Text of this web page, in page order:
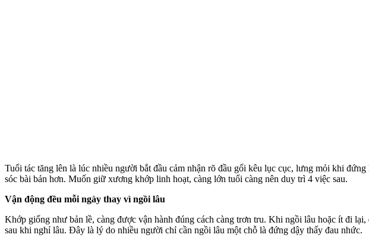
Tuổi tác tăng lên là lúc nhiều người bắt đầu cảm nhận rõ đầu gối kêu lục cục, lưng mỏi khi
sóc bài bản hơn. Muốn giữ xương khớp linh hoạt, càng lớn tuổi càng nên duy trì 4 việc sau.
Vận động đều mỗi ngày thay vì ngồi lâu
Khớp giống như bản lề, càng được vận hành đúng cách càng trơn tru. Khi ngồi lâu hoặc ít đi
sau khi nghỉ lâu. Đây là lý do nhiều người chỉ cần ngồi lâu một chỗ là đứng dậy thấy đau nhức.